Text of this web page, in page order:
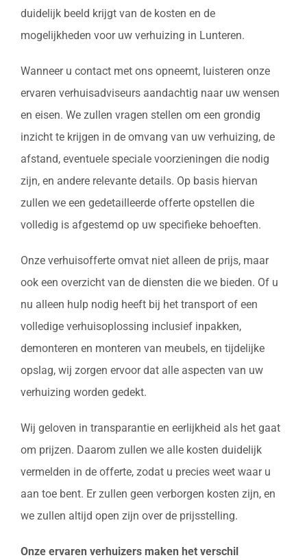
duidelijk beeld krijgt van de kosten en de
mogelijkheden voor uw verhuizing in Lunteren.
Wanneer u contact met ons opneemt, luisteren onze
ervaren verhuisadviseurs aandachtig naar uw wensen
en eisen. We zullen vragen stellen om een grondig
inzicht te krijgen in de omvang van uw verhuizing, de
afstand, eventuele speciale voorzieningen die nodig
zijn, en andere relevante details. Op basis hiervan
zullen we een gedetailleerde offerte opstellen die
volledig is afgestemd op uw specifieke behoeften.
Onze verhuisofferte omvat niet alleen de prijs, maar
ook een overzicht van de diensten die we bieden. Of u
nu alleen hulp nodig heeft bij het transport of een
volledige verhuisoplossing inclusief inpakken,
demonteren en monteren van meubels, en tijdelijke
opslag, wij zorgen ervoor dat alle aspecten van uw
verhuizing worden gedekt.
Wij geloven in transparantie en eerlijkheid als het gaat
om prijzen. Daarom zullen we alle kosten duidelijk
vermelden in de offerte, zodat u precies weet waar u
aan toe bent. Er zullen geen verborgen kosten zijn, en
we zullen altijd open zijn over de prijsstelling.
Onze ervaren verhuizers maken het verschil